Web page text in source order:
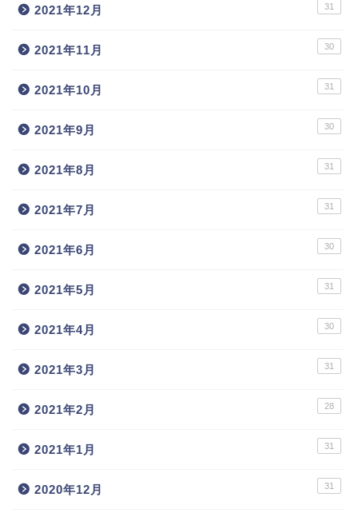
2021年12月 31
2021年11月 30
2021年10月 31
2021年9月 30
2021年8月 31
2021年7月 31
2021年6月 30
2021年5月 31
2021年4月 30
2021年3月 31
2021年2月 28
2021年1月 31
2020年12月 31